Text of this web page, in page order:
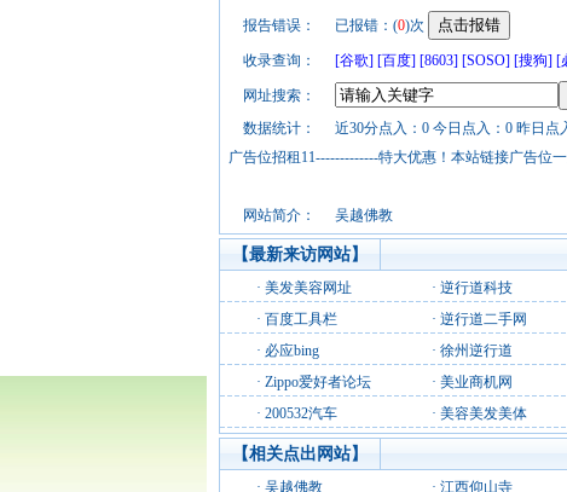
报告错误： 已报错：(0)次
收录查询： [谷歌] [百度] [8603] [SOSO] [搜狗] [
网址搜索：
数据统计：
近30分点入：0 今日点入：0 昨日
广告位招租11-------------特大优惠！本站链接广告位
网站简介：
吴越佛教
【最新来访网站】
· 美发美容网址 · 逆行道科技
· 百度工具栏 · 逆行道二手网
· 必应bing · 徐州逆行道
· Zippo爱好者论坛 · 美业商机网
· 200532汽车 · 美容美发美体
【相关点出网站】
· 吴越佛教 · 江西仰山寺